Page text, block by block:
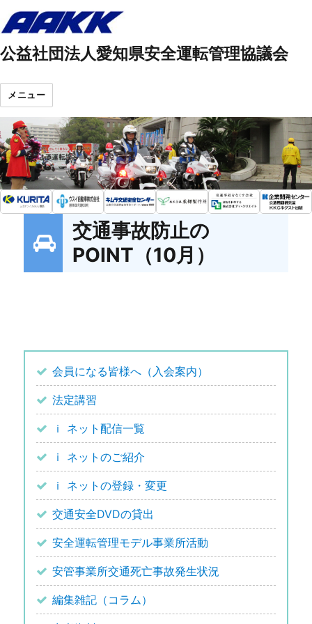
公益社団法人愛知県安全運転管理協議会
メニュー
交通事故防止の
POINT（10月）
会員になる皆様へ（入会案内）
法定講習
ｉ ネット配信一覧
ｉ ネットのご紹介
ｉ ネットの登録・変更
交通安全DVDの貸出
安全運転管理モデル事業所活動
安管事業所交通死亡事故発生状況
編集雑記（コラム）